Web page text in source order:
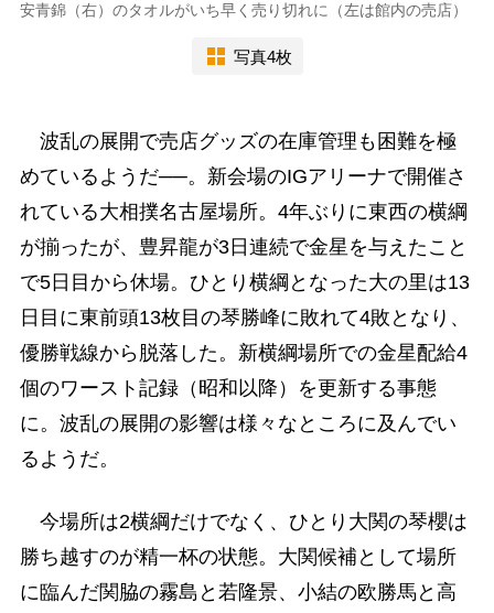
安青錦（右）のタオルがいち早く売り切れに（左は館内の売店）
写真4枚
波乱の展開で売店グッズの在庫管理も困難を極
めているようだ──。新会場のIGアリーナで開催さ
れている大相撲名古屋場所。4年ぶりに東西の横綱
が揃ったが、豊昇龍が3日連続で金星を与えたこと
で5日目から休場。ひとり横綱となった大の里は13
日目に東前頭13枚目の琴勝峰に敗れて4敗となり、
優勝戦線から脱落した。新横綱場所での金星配給4
個のワースト記録（昭和以降）を更新する事態
に。波乱の展開の影響は様々なところに及んでい
るようだ。
今場所は2横綱だけでなく、ひとり大関の琴櫻は
勝ち越すのが精一杯の状態。大関候補として場所
に臨んだ関脇の霧島と若隆景、小結の欧勝馬と高